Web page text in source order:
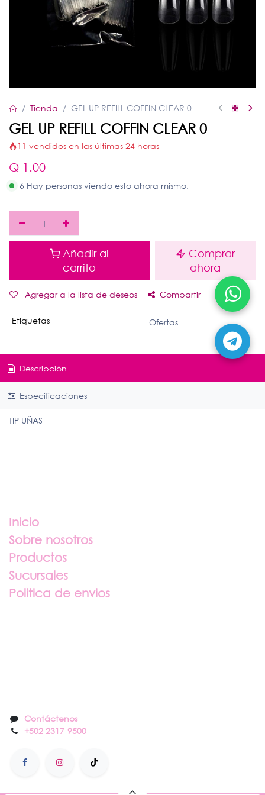
Tienda GEL UP REFILL COFFIN CLEAR 0
GEL UP REFILL COFFIN CLEAR 0
11 vendidos en las últimas 24 horas
Q 1.00
6 Hay personas viendo esto ahora mismo.
Añadir al
carrito
Comprar
ahora
Agregar a la lista de deseos Compartir
Etiquetas Ofertas
Descripción
Especificaciones
TIP UÑAS
Inicio
Sobre nosotros
Productos
Sucursales
Politica de envios
Contáctenos
+502 2317-9500